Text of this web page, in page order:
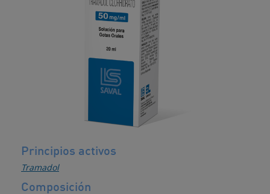
Principios activos
Tramadol
Composición